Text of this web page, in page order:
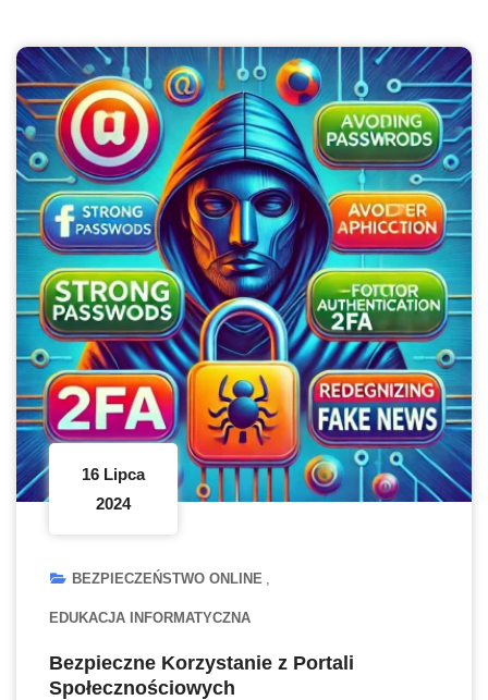
16 Lipca
2024
BEZPIECZEŃSTWO ONLINE
EDUKACJA INFORMATYCZNA
Bezpieczne Korzystanie z Portali
Społecznościowych